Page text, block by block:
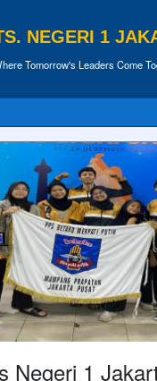
NEGERI 1
Tomorrow's Leaders Come
Negeri 1